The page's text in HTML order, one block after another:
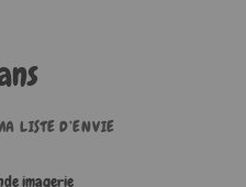
LISTE D’ENVIE
imagerie